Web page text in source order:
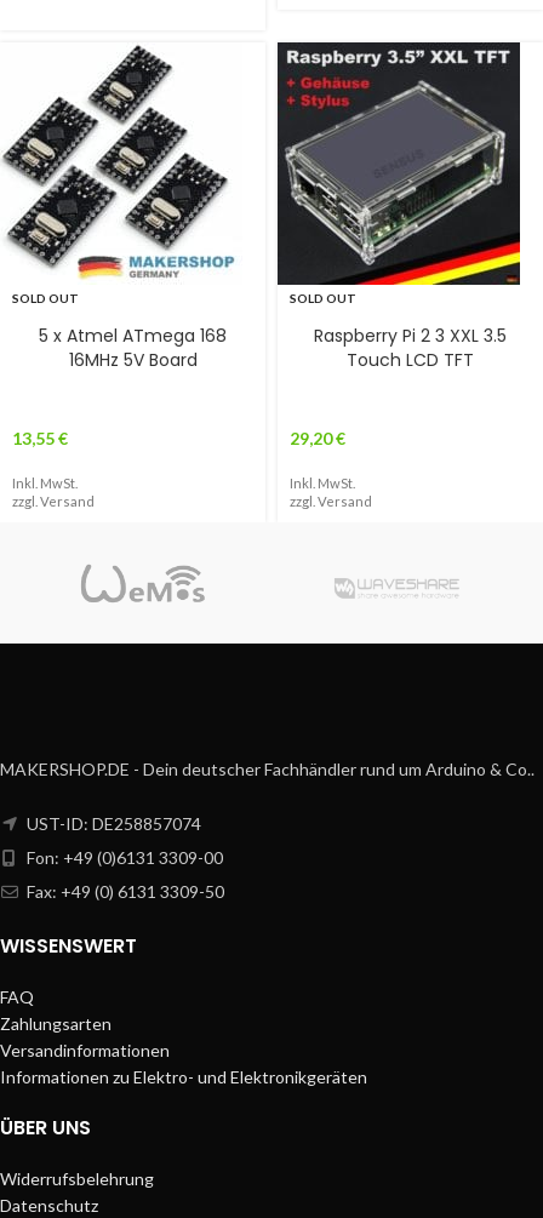
SOLD OUT
5 x Atmel ATmega 168
16MHz 5V Board
13,55€
Inkl. MwSt.
zzgl. Versand
SOLD OUT
Raspberry Pi 2 3 XXL 3.5
Touch LCD TFT
29,20€
Inkl. MwSt.
zzgl. Versand
MAKERSHOP.DE - Dein deutscher Fachhändler rund um Arduino & Co..
UST-ID: DE258857074
Fon: +49 (0)6131 3309-00
Fax: +49 (0) 6131 3309-50
WISSENSWERT
FAQ
Zahlungsarten
Versandinformationen
Informationen zu Elektro- und Elektronikgeräten
ÜBER UNS
Widerrufsbelehrung
Datenschutz